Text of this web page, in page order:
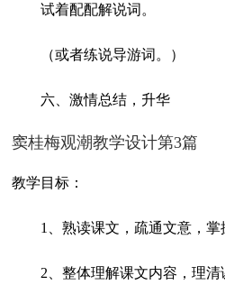
试着配配解说词。
（或者练说导游词。）
六、激情总结，升华
窦桂梅观潮教学设计第3篇
教学目标：
1、熟读课文，疏通文意，掌
2、整体理解课文内容，理清